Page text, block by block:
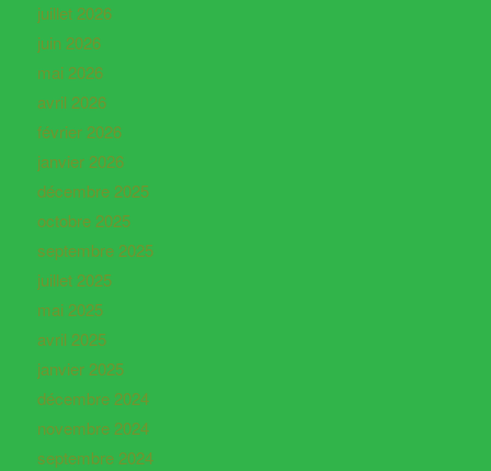
juillet 2026
juin 2026
mai 2026
avril 2026
février 2026
janvier 2026
décembre 2025
octobre 2025
septembre 2025
juillet 2025
mai 2025
avril 2025
janvier 2025
décembre 2024
novembre 2024
septembre 2024